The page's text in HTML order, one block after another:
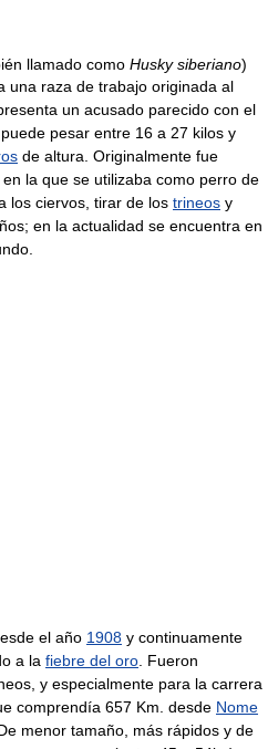
llamado como Husky siberiano)
una raza de trabajo originada al
un acusado parecido con el
pesar entre 16 a 27 kilos y
de altura. Originalmente fue
en la que se utilizaba como perro de
los ciervos, tirar de los trineos y
en la actualidad se encuentra en
el año 1908 y continuamente
a la fiebre del oro. Fueron
y especialmente para la carrera
comprendía 657 Km. desde Nome
menor tamaño, más rápidos y de